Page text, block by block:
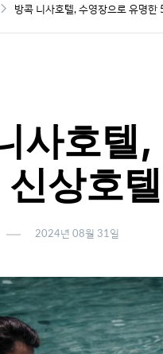
방콕 니사호텔, 수영장으로 유명한
사호텔
상호
2024년 08월 31일